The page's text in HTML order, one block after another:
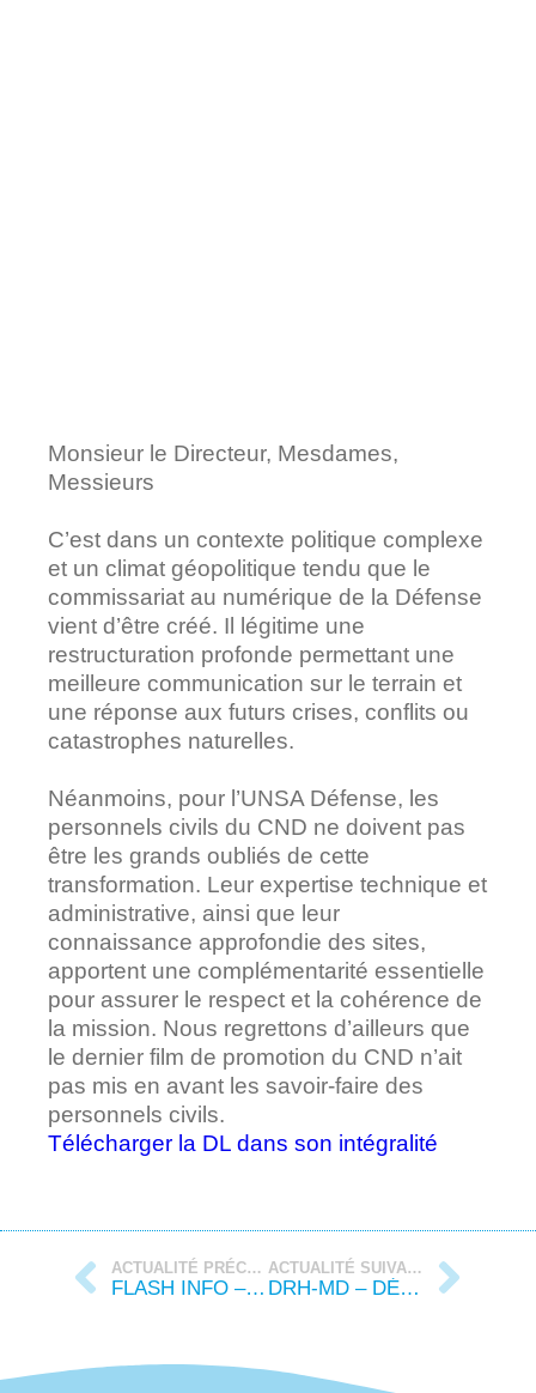
Monsieur le Directeur, Mesdames,
Messieurs
C’est dans un contexte politique complexe
et un climat géopolitique tendu que le
commissariat au numérique de la Défense
vient d’être créé. Il légitime une
restructuration profonde permettant une
meilleure communication sur le terrain et
une réponse aux futurs crises, conflits ou
catastrophes naturelles.
Néanmoins, pour l’UNSA Défense, les
personnels civils du CND ne doivent pas
être les grands oubliés de cette
transformation. Leur expertise technique et
administrative, ainsi que leur
connaissance approfondie des sites,
apportent une complémentarité essentielle
pour assurer le respect et la cohérence de
la mission. Nous regrettons d’ailleurs que
le dernier film de promotion du CND n’ait
pas mis en avant les savoir-faire des
personnels civils.
Télécharger la DL dans son intégralité
ACTUALITÉ PRÉCÉDENTE
FLASH INFO – CET – RAPPEL DES MODALITÉS
ACTUALITÉ SUIVANTE
DRH-MD – DÉCLARATION LIMINAIRE DU CSA DE RÉSEAU – 14 NOVEMBRE 2025